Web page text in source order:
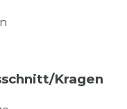
Kragen